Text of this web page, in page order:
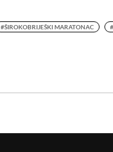
#ŠIROKOBRIJEŠKI MARATONAC